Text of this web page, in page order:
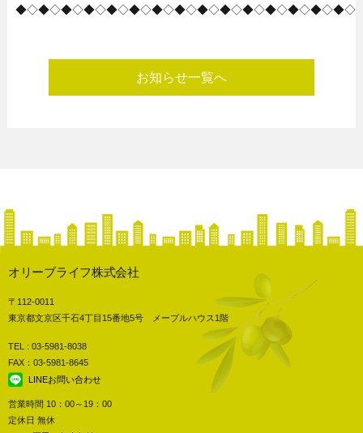
◆◇◆◇◆◇◆◇◆◇◆◇◆◇◆◇◆◇◆◇◆◇◆◇◆◇◆◇◆◇
お知らせ一覧へ
オリーブライフ株式会社
〒112-0011
東京都文京区千石4丁目15番地5号 メープルハウス1階
TEL : 03-5981-8038
FAX：03-5981-8645
LINEお問い合わせ
営業時間 10：00～19：00
定休日 無休